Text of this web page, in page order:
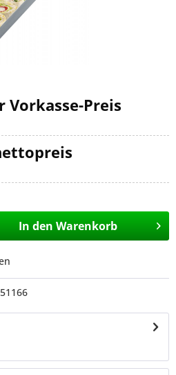
Vorkasse-Preis
In den Warenkorb